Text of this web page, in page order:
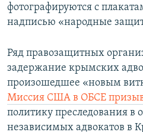
фотографируются с
надписью «народные
Ряд правозащитных
задержание крымских
произошедшее «новым
Миссия США в ОБСЕ
политику преследования в
независимых адвокатов в